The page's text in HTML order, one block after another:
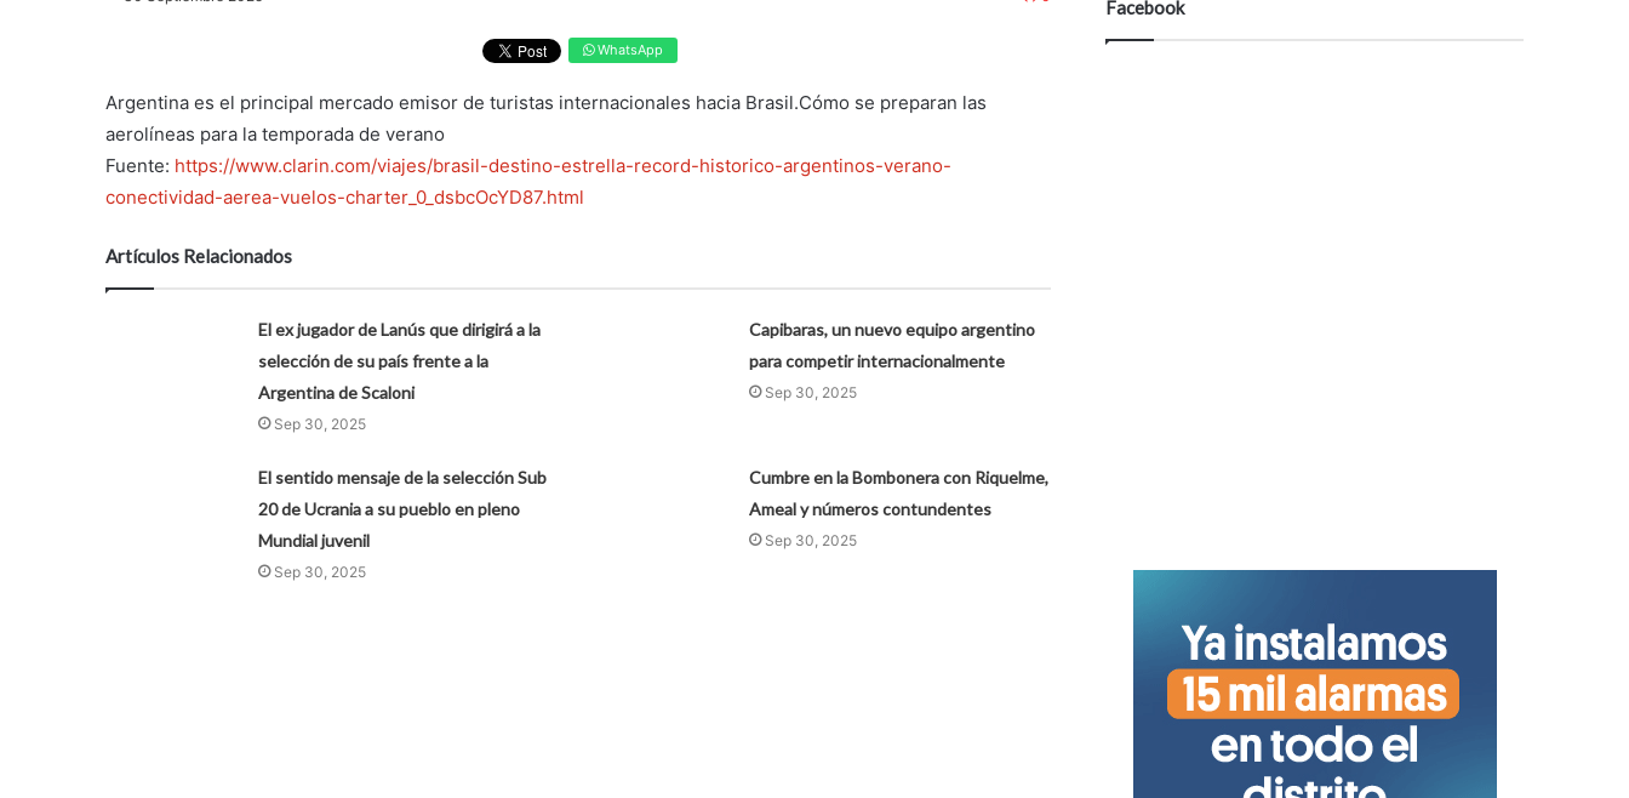
WhatsApp
Argentina es el principal mercado emisor de turistas internacionales hacia Brasil.Cómo se preparan las
aerolíneas para la temporada de verano
Fuente: https://www.clarin.com/viajes/brasil-destino-estrella-record-historico-argentinos-verano-
conectividad-aerea-vuelos-charter_0_dsbcOcYD87.html
Artículos Relacionados
El ex jugador de Lanús que dirigirá a la
selección de su país frente a la
Argentina de Scaloni
Sep 30, 2025
Capibaras, un nuevo equipo argentino
para competir internacionalmente
Sep 30, 2025
El sentido mensaje de la selección Sub
20 de Ucrania a su pueblo en pleno
Mundial juvenil
Sep 30, 2025
Cumbre en la Bombonera con Riquelme,
Ameal y números contundentes
Sep 30, 2025
Facebook